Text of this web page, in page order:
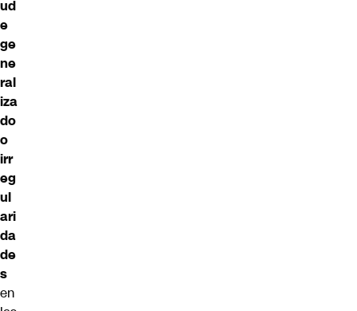
ud
e
ge
ne
ral
iza
do
o
irr
eg
ul
ari
da
de
s
en